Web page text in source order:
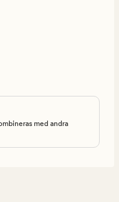
med andra